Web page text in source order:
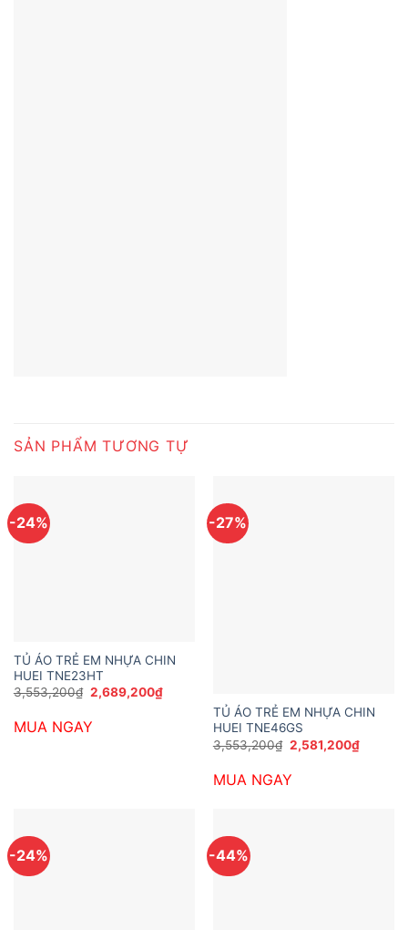
SẢN PHẨM TƯƠNG TỰ
-24%
TỦ ÁO TRẺ EM NHỰA CHIN
HUEI TNE23HT
3,553,200₫ Giá
gốc
3,553,200₫.
2,689,200₫Giá
hiện
2,689,200₫.
MUA NGAY
-27%
TỦ ÁO TRẺ EM NHỰA CHIN
HUEI TNE46GS
3,553,200₫ Giá
gốc
3,553,200₫.
2,581,200₫Giá
hiện
MUA NGAY
-24% -44%